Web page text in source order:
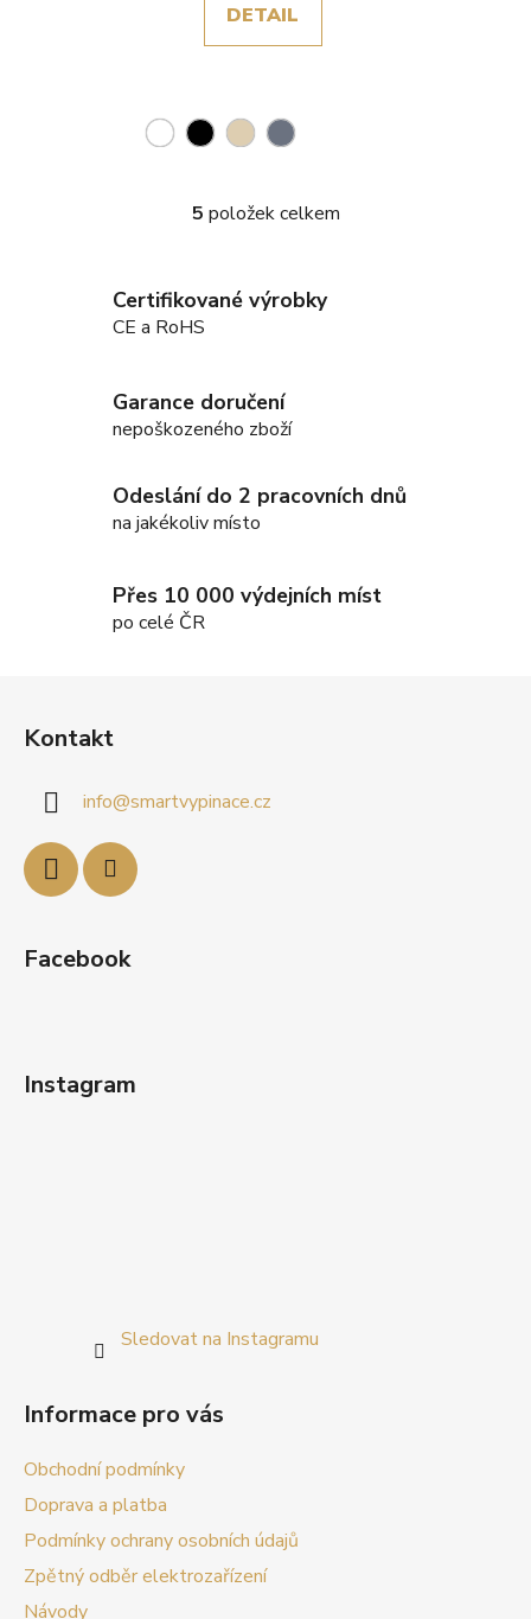
DETAIL
O
á
í
p
v
k
ý
5 položek celkem
Certifikované výrobky
CE a RoHS
Garance doručení
nepoškozeného zboží
Odeslání do 2 pracovních dnů
na jakékoliv místo
Přes 10 000 výdejních míst
po celé ČR
Kontakt
info@smartvypinace.cz
Facebook
Instagram
Sledovat na Instagramu
Informace pro vás
Obchodní podmínky
Doprava a platba
Podmínky ochrany osobních údajů
Zpětný odběr elektrozařízení
Návody